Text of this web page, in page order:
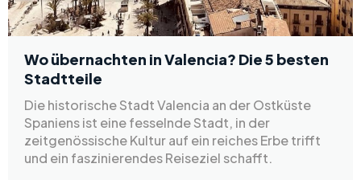
Wo übernachten in Valencia? Die 5 besten
Stadtteile
Die historische Stadt Valencia an der Ostküste
Spaniens ist eine fesselnde Stadt, in der
zeitgenössische Kultur auf ein reiches Erbe trifft
und ein faszinierendes Reiseziel schafft.